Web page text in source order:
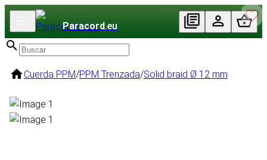
Paracord.eu
Cuerda PPM/PPM Trenzada/Solid braid Ø 12 mm